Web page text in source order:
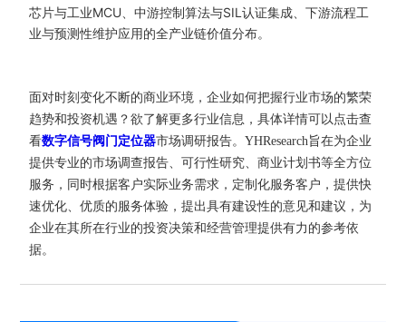
芯片与工业MCU、中游控制算法与SIL认证集成、下游流程工
业与预测性维护应用的全产业链价值分布。
面对时刻变化不断的商业环境，企业如何把握行业市场的繁荣
趋势和投资机遇？欲了解更多行业信息，具体详情可以点击查
看数字信号阀门定位器市场调研报告。YHResearch旨在为企业
提供专业的市场调查报告、可行性研究、商业计划书等全方位
服务，同时根据客户实际业务需求，定制化服务客户，提供快
速优化、优质的服务体验，提出具有建设性的意见和建议，为
企业在其所在行业的投资决策和经营管理提供有力的参考依
据。